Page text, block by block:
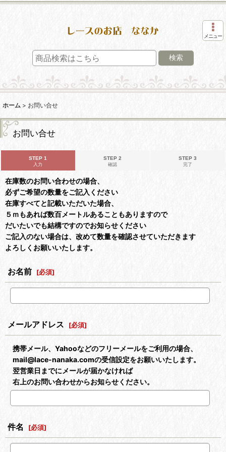
メニュー
検索
ホーム > お問い合せ
お問い合せ
STEP 1
入力
STEP 2
確認
STEP 3
完了
在庫数のお問い合わせの場合、
必ずご希望の数量をご記入ください
在庫すべてと記載いただいた場合、
５ｍもあれば数百メートルあることもありますので
だいたいでも結構ですのでお知らせください
ご記入のない場合は、改めて数量を確認させていただきます
よろしくお願いいたします。
お名前 [必須]
メールアドレス [必須]
携帯メール、Yahooなどのフリーメールをご利用の場合、
mail@lace-nanaka.comの受信設定をお願いいたします。
翌営業日までにメールが届かなければ
右上のお問い合わせからお知らせください。
件名 [必須]